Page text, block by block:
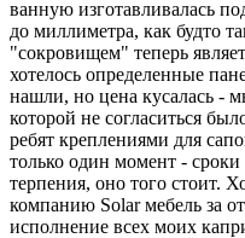
ванную изготавливалась
до миллиметра, как будто
"сокровищем" теперь
хотелось определенные
нашли, но цена кусалась -
которой не согласиться
ребят креплениями для
только один момент -
терпения, оно того стоит.
компанию Solar мебель за
исполнение всех моих